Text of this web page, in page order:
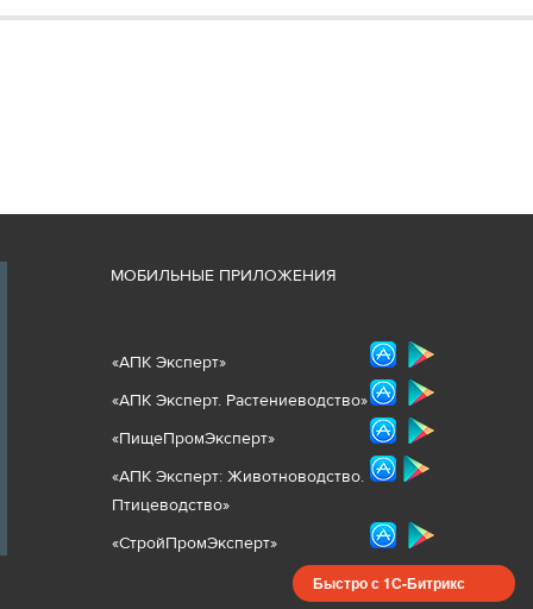
МОБИЛЬНЫЕ ПРИЛОЖЕНИЯ
«АПК Эксперт»
«АПК Эксперт. Растениеводство»
«ПищеПромЭксперт»
«АПК Эксперт: Животноводство.
Птицеводство»
«СтройПромЭксперт»
Быстро с 1С-Битрикс